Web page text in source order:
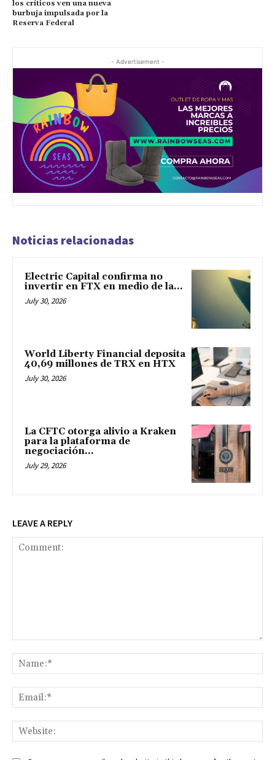
los críticos ven una nueva
burbuja impulsada por la
Reserva Federal
- Advertisement -
Noticias relacionadas
Electric Capital confirma no
invertir en FTX en medio de la...
July 30, 2026
World Liberty Financial deposita
40,69 millones de TRX en HTX
July 30, 2026
La CFTC otorga alivio a Kraken
para la plataforma de
negociación...
July 29, 2026
LEAVE A REPLY